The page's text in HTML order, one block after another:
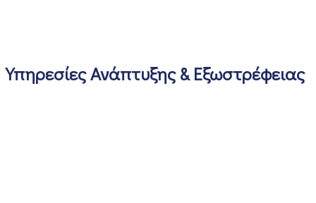
Υπηρεσίες Ανάπτυξης & Εξωστρέφειας